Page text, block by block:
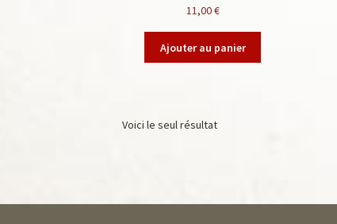
11,00€
Ajouter au panier
Voici le seul résultat